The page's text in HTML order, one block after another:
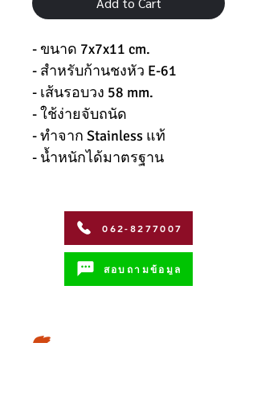
- ขนาด 7x7x11 cm.
- สำหรับก้านชงหัว E-61
- เส้นรอบวง 58 mm.
- ใช้ง่ายจับถนัด
- ทำจาก Stainless แท้
- น้ำหนักได้มาตรฐาน
062-8277007
สอบถามข้อมูล